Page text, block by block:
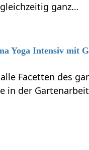
ganz…
Yoga Intensiv mit
Facetten des
in der